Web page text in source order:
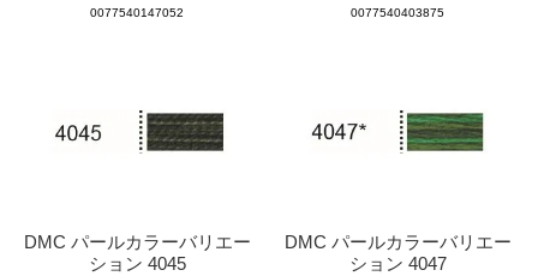
0077540147052 0077540403875
DMC パールカラーバリエー
ション 4045
DMC パールカラーバリエー
ション 4047